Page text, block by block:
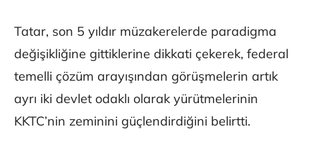
Tatar, son 5 yıldır müzakerelerde paradigma
değişikliğine gittiklerine dikkati çekerek, federal
temelli çözüm arayışından görüşmelerin artık
ayrı iki devlet odaklı olarak yürütmelerinin
KKTC’nin zeminini güçlendirdiğini belirtti.